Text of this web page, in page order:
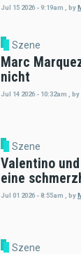
Jul 15 2026 - 9:19am , by
Szene
Marc
nicht
Jul 14 2026 - 10:32am , by
Szene
Valentino
eine
Jul 01 2026 - 8:55am by
Szene